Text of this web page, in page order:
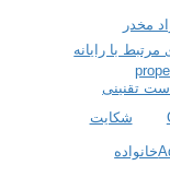
خانواده
تقنینی
مرتبط با رایانه
مخدر
شکایت